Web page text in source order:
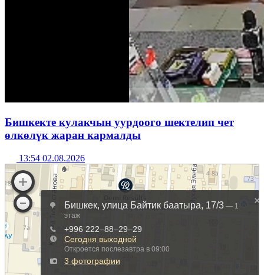
Бишкекте кулакчын уурдоого шектелип чет
өлкөлүк жаран кармалды
13:54 02.08.2026